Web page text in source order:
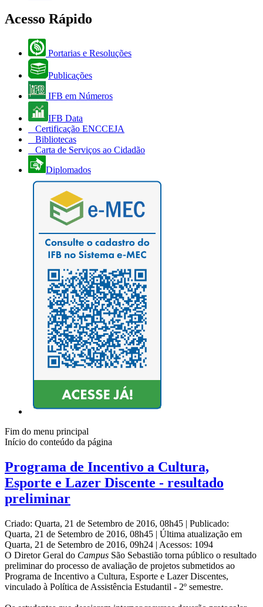
Acesso Rápido
Portarias e Resoluções
Publicações
IFB em Números
IFB Data
Certificação ENCCEJA
Bibliotecas
Carta de Serviços ao Cidadão
Diplomados
Fim do menu principal
Início do conteúdo da página
Programa de Incentivo a Cultura,
Esporte e Lazer Discente - resultado
preliminar
Criado: Quarta, 21 de Setembro de 2016, 08h45 | Publicado:
Quarta, 21 de Setembro de 2016, 08h45 | Última atualização em
Quarta, 21 de Setembro de 2016, 09h24 | Acessos: 1094
O Diretor Geral do Campus São Sebastião torna público o resultado
preliminar do processo de avaliação de projetos submetidos ao
Programa de Incentivo a Cultura, Esporte e Lazer Discentes,
vinculado à Política de Assistência Estudantil - 2º semestre.